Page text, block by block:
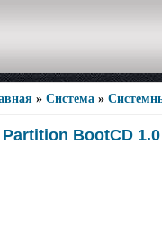
» Система »
Partition BootCD